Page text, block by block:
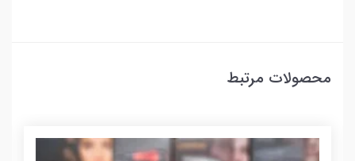
محصولات مرتبط